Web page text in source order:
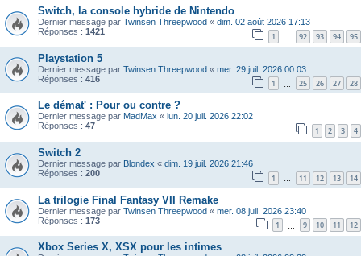
Switch, la console hybride de Nintendo
Dernier message par Twinsen Threepwood « dim. 02 août 2026 17:13
Réponses : 1421 1 … 92 93 94 95
Playstation 5
Dernier message par Twinsen Threepwood « mer. 29 juil. 2026 00:03
Réponses : 416 1 25 26 27 28
Le démat' : Pour ou contre ?
Dernier message par MadMax « lun. 20 juil. 2026 22:02
Réponses : 47 1 2 3 4
Switch 2
Dernier message par Blondex « dim. 19 juil. 2026 21:46
Réponses : 200 1 … 11 12 13 14
La trilogie Final Fantasy VII Remake
Dernier message par Twinsen Threepwood « mer. 08 juil. 2026 23:40
Réponses : 173 1 9 10 11 12
Xbox Series X, XSX pour les intimes